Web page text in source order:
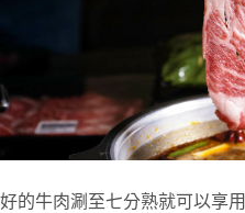
好的牛肉涮至七分熟就可以享